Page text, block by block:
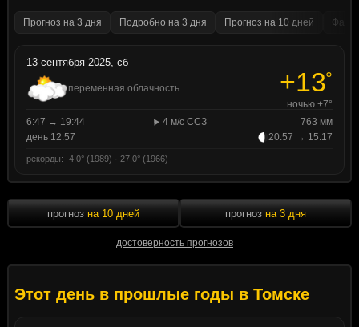
Прогноз на 3 дня Подробно на 3 дня Прогноз на 10 дней
13 сентября 2025, сб
переменная облачность +13°
ночью +7°
6:47 → 19:44
4 м/с ССЗ
763 мм
день 12:57
20:57 → 15:17
рекорды: -4.0° (1989) · 27.0° (1966)
прогноз на 10 дней
достоверность прогнозов
прогноз на 3 дня
Этот день в прошлые годы в Томске